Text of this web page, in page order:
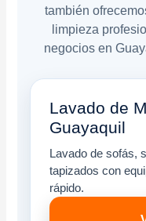
también
limpieza
negocios en
Lavado de
Guayaquil
Lavado de sofás,
tapizados con
rápido.